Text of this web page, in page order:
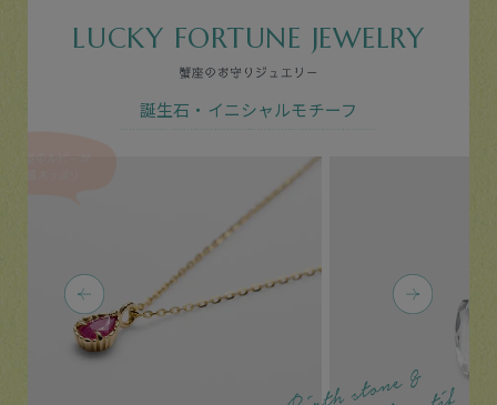
LUCKY FORTUNE JEWELRY
誕生石・イニシャルモチーフ